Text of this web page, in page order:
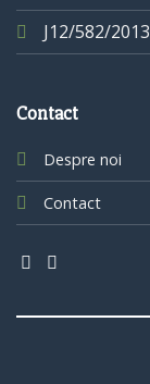
J12/582/2013
Contact
Despre noi
Contact